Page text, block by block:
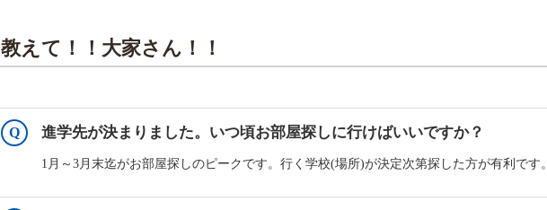
教えて！！大家さん！！
Q 進学先が決まりました。いつ頃お部屋探しに行けばいいですか？
1月～3月末迄がお部屋探しのピークです。行く学校(場所)が決定次第探した方が有利です。